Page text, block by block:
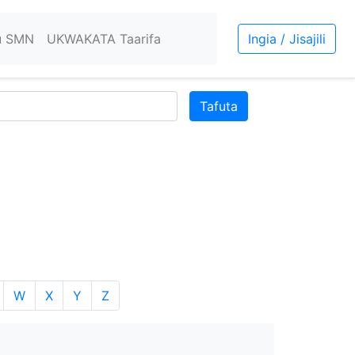
SMN UKWAKATA Taarifa Ingia / Jisajili
Tafuta
W X Y Z